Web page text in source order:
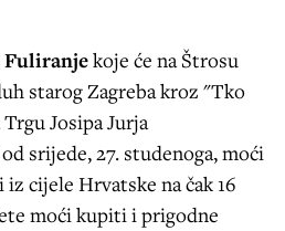
Fuliranjekoje će na Štrosu
starog Zagreba kroz "Tko
Josipa Jurja
srijede, 27. studenoga, moći
cijele Hrvatske na čak 16
moći kupiti i prigodne